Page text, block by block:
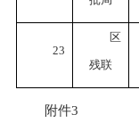
23
区
残联
附件3